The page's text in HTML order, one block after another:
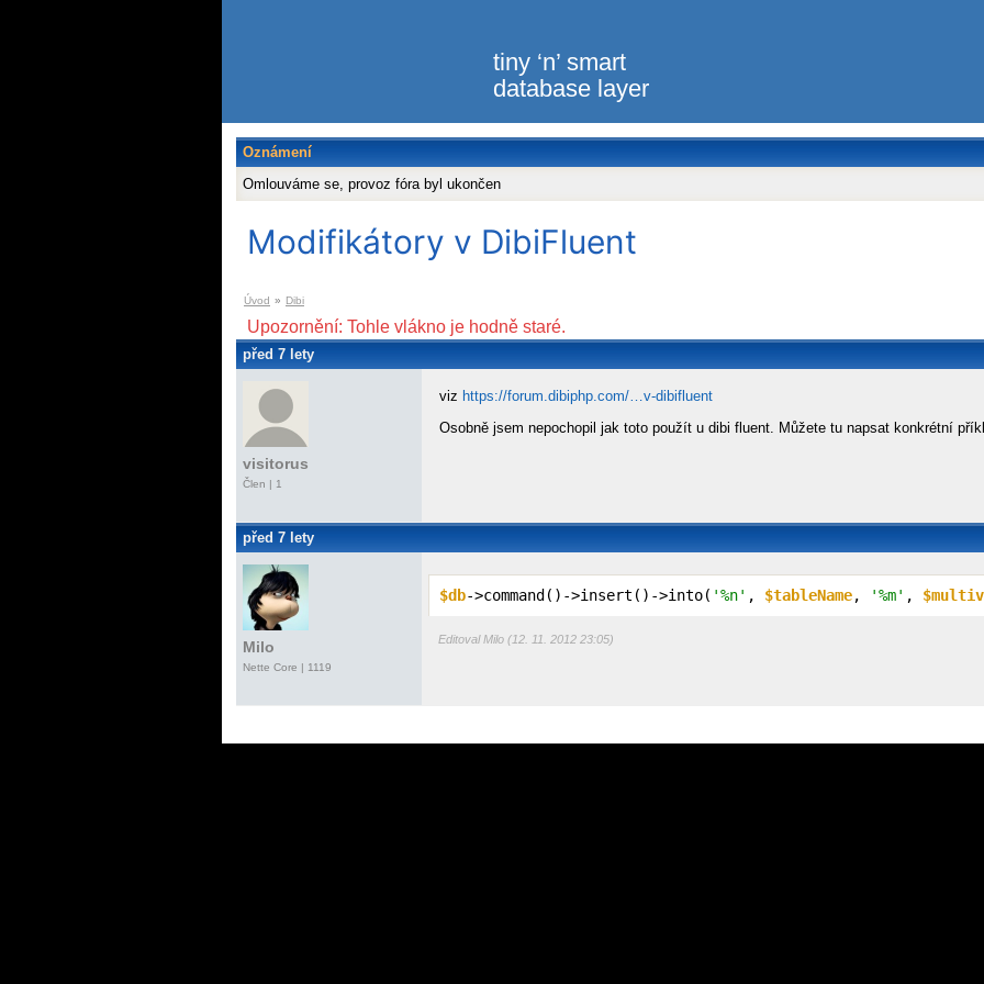
tiny ‘n’ smart
database layer
Oznámení
Omlouváme se, provoz fóra byl ukončen
Modifikátory v DibiFluent
Úvod » Dibi
Upozornění: Tohle vlákno je hodně staré.
před 7 lety
visitorus
Člen | 1
viz https://forum.dibiphp.com/…v-dibifluent
Osobně jsem nepochopil jak toto použít u dibi fluent. Můžete tu napsat konkrétní
před 7 lety
Milo
Nette Core | 1119
$db->command()->insert()->into( '%n' , $tableName, '%m' ,
Editoval Milo (12. 11. 2012 23:05)